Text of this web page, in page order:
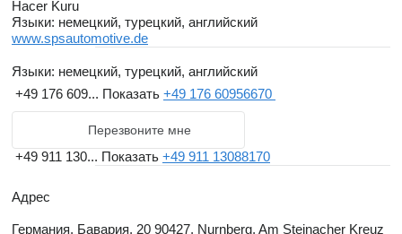
Hacer Kuru
Языки: немецкий, турецкий, английский
www.spsautomotive.de
Языки: немецкий, турецкий, английский
+49 176 609... Показать +49 176 60956670
Перезвоните мне
+49 911 130... Показать +49 911 13088170
Адрес
Германия, Бавария, 20 90427, Nurnberg, Am Steinacher Kreuz